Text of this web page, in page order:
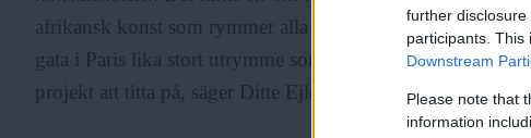
further disclosure
participants. This
Downstream
Please note that
information
afrikansk konst som rymmer alla tider och en hel
gata i Paris lika stort utrymme som en hel kontinent i all
projekt att titta på, säger Ditte Ejlerskov.